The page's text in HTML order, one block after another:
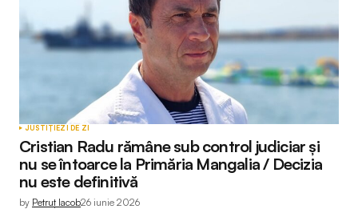
JUSTIȚIEZI DE ZI
Cristian Radu rămâne sub control judiciar și
nu se întoarce la Primăria Mangalia / Decizia
nu este definitivă
by Petruț Iacob26 iunie 2026